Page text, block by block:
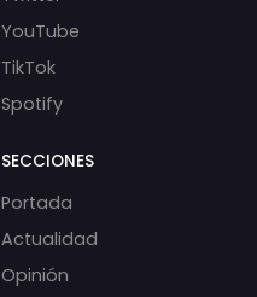
YouTube
TikTok
Spotify
SECCIONES
Portada
Actualidad
Opinión